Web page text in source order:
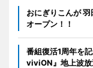
おにぎりこんが
オープン！！
番組復活1周年を
viviON』地上波放